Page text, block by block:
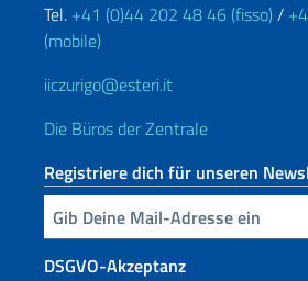
Tel. +41 (0)44 202 48 46 (fisso) /
(mobile)
iiczurigo@esteri.it
Die Büros der Zentrale
Registriere dich für unseren
Geben Sie Ihre E-Mail ein
DSGVO-Akzeptanz